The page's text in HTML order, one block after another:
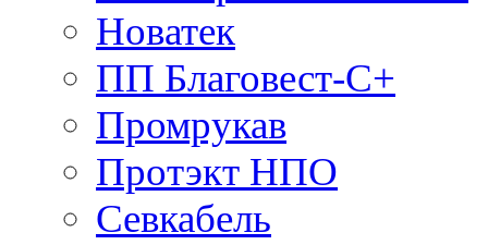
Новатек
ПП Благовест-С+
Промрукав
Протэкт НПО
Севкабель